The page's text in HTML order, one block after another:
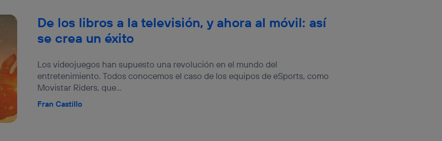
De los libros a la televisión, y ahora al móvil: así
se crea un éxito
Los videojuegos han supuesto una revolución en el mundo del
entretenimiento. Todos conocemos el caso de los equipos de eSports, como
Movistar Riders, que...
Fran Castillo